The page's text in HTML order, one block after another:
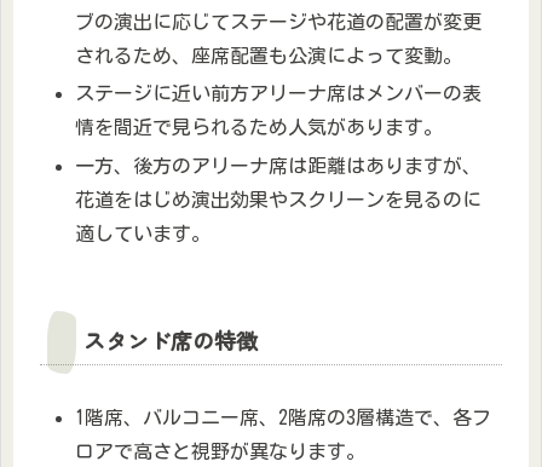
ブの演出に応じてステージや花道の配置が変更
されるため、座席配置も公演によって変動。
ステージに近い前方アリーナ席はメンバーの表
情を間近で見られるため人気があります。
一方、後方のアリーナ席は距離はありますが、
花道をはじめ演出効果やスクリーンを見るのに
適しています。
スタンド席の特徴
1階席、バルコニー席、2階席の3層構造で、各フ
ロアで高さと視野が異なります。